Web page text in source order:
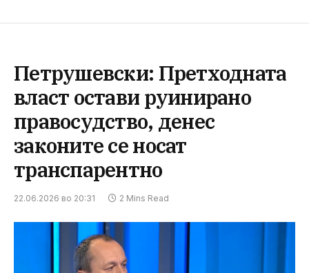
Петрушевски: Претходната
власт остави руинирано
правосудство, денес
законите се носат
транспарентно
22.06.2026 во 20:31 2 Mins Read